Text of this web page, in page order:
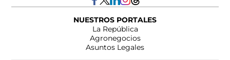
NUESTROS PORTALES
La República
Agronegocios
Asuntos Legales